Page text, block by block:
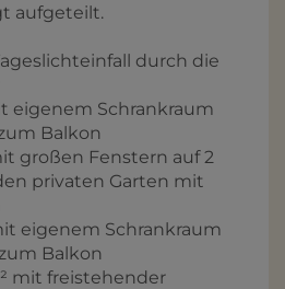
aufgeteilt.
durch die
eigenem Schrankraum
Balkon
großen Fenstern auf 2
privaten Garten mit
eigenem Schrankraum
Balkon
mit freistehender